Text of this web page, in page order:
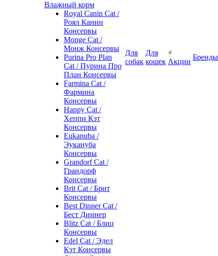
Влажный корм
Royal Canin Cat /
Роял Канин
Консервы
Monge Cat /
Монж Консервы
Purina Pro Plan
Cat / Пурина Про
План Консервы
Farmina Cat /
Фармина
Консервы
Happy Cat /
Хеппи Кэт
Консервы
Eukanuba /
Эукануба
Консервы
Grandorf Cat /
Грандорф
Консервы
Brit Cat / Брит
Консервы
Best Dinner Cat /
Бест Диннер
Blitz Cat / Блиц
Консервы
Edel Cat / Эдел
Кэт Консервы
Для
собак
Для
кошек Акции
Бренды